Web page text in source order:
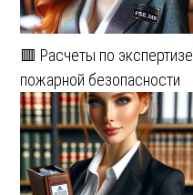
🟥 Расчеты по экспертизе
пожарной безопасности